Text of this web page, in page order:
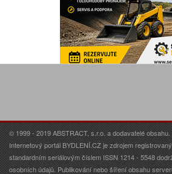
© 1999 - 2019 ABSTRACT, s.r.o. a dodavatelé
Internetový portál BYDLENÍ.CZ je zdrojem
standardním seriálovým číslem ISSN 1214 - 5548
osobních údajů. Publikování nebo šíření obsahu